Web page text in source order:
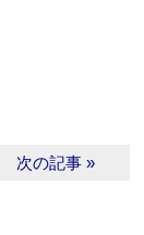
次の記事 »